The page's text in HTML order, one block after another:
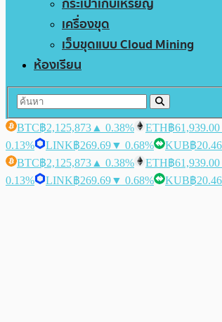
เครื่องขุด
เว็บขุดแบบ Cloud Mining
ห้องเรียน
BTC฿2,125,873 ▲ 0.38% ETH฿61,939.00
0.13%
LINK฿269.69▼ 0.68% KUB฿20.46
BTC฿2,125,873 ▲ 0.38% ETH฿61,939.00
0.13%
LINK฿269.69▼ 0.68% KUB฿20.46